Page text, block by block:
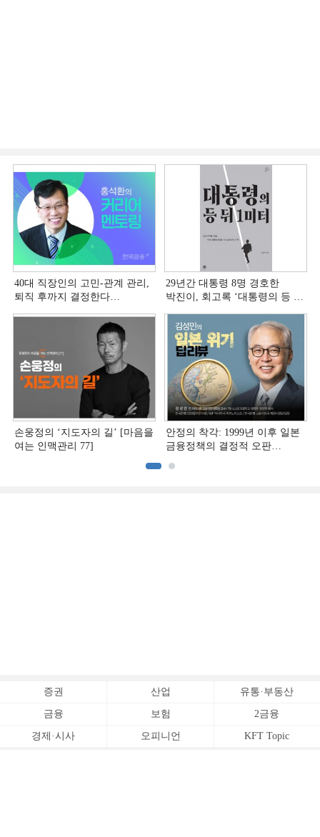
40대 직장인의 고민-관계 관리,
퇴직 후까지 결정한다
29년간 대통령 8명 경호한
박진이, 회고록 ‘대통령의 등 뒤
손웅정의 ‘지도자의 길’ [마음을
여는 인맥관리 77]
안정의 착각: 1999년 이후 일본
금융정책의 결정적 오판
증권 산업 유통·부동산
금융 보험 2금융
경제·시사 오피니언 KFT Topic